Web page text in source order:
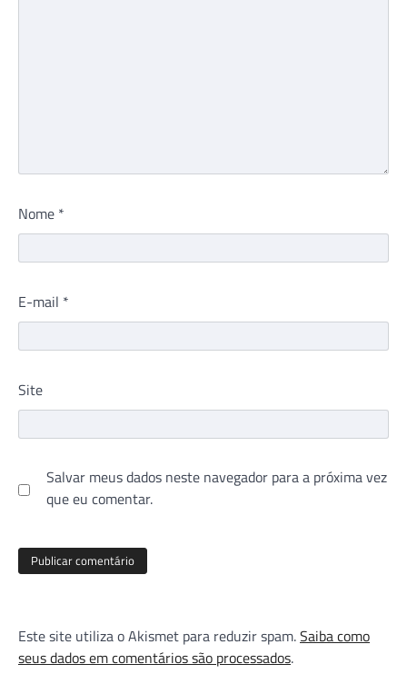
Nome *
E-mail *
Site
Salvar meus dados neste navegador para a próxima vez
que eu comentar.
Este site utiliza o Akismet para reduzir spam.Saiba como
seus dados em comentários são processados.